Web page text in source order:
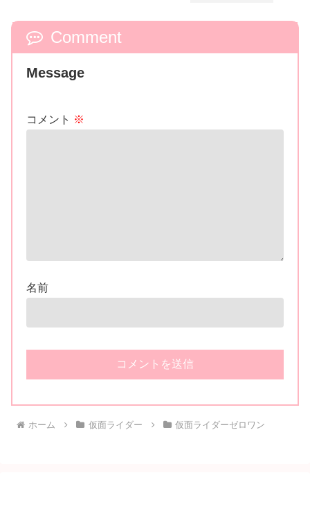
Comment
Message
コメント ※
名前
ホーム 仮面ライダー 仮面ライダーゼロワン